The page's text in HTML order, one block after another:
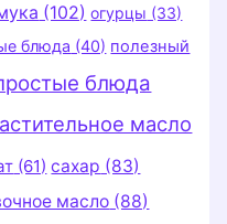
(102) огурцы (33)
блюда (40) полезный
блюда
масло
(61) сахар (83)
масло (88)